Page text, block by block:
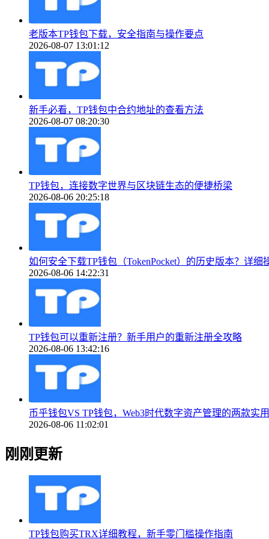
老版本TP钱包下载，安全指南与操作要点
2026-08-07 13:01:12
新手必看，TP钱包中合约地址的查看方法
2026-08-07 08:20:30
TP钱包，连接数字世界与区块链生态的便捷桥梁
2026-08-06 20:25:18
如何安全下载TP钱包（TokenPocket）的历史版本？详细
2026-08-06 14:22:31
TP钱包可以重新注册？新手用户的重新注册全攻略
2026-08-06 13:42:16
币乎钱包VS TP钱包，Web3时代数字资产管理的两款实
2026-08-06 11:02:01
刚刚更新
TP钱包购买TRX详细教程，新手零门槛操作指南